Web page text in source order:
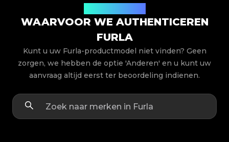
WAARVOOR WE AUTHENTICEREN
FURLA
Kunt u uw Furla-productmodel niet vinden? Geen
zorgen, we hebben de optie 'Anderen' en u kunt uw
aanvraag altijd eerst ter beoordeling indienen.